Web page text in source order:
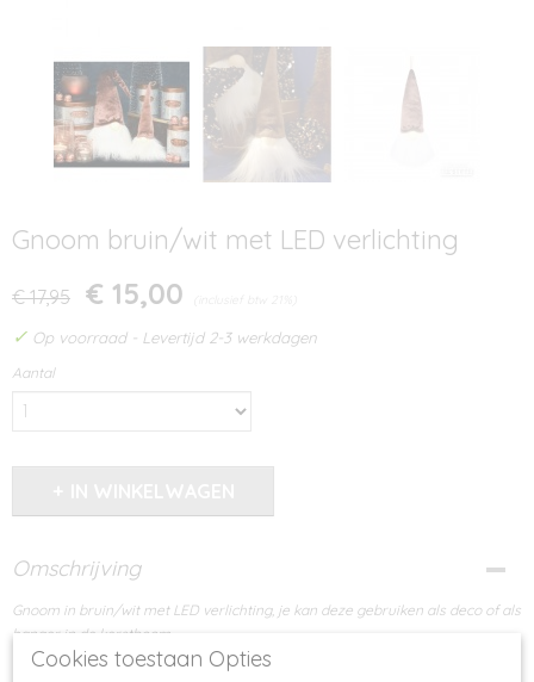
Gnoom bruin/wit met LED verlichting
€ 17,95 € 15,00 (inclusief btw 21%)
✓ Op voorraad - Levertijd 2-3 werkdagen
Aantal
Omschrijving
Gnoom in bruin/wit met LED verlichting, je kan deze gebruiken als deco of als
hanger in de kerstboom
Uitvoering polyester
Cookies toestaan Opties